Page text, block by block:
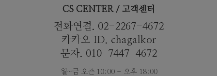
CS CENTER / 고객센터
전화연결. 02-2267-4672
카카오 ID. chagalkor
문자. 010-7447-4672
월~금 오즌 10:00 - 오후 18:00